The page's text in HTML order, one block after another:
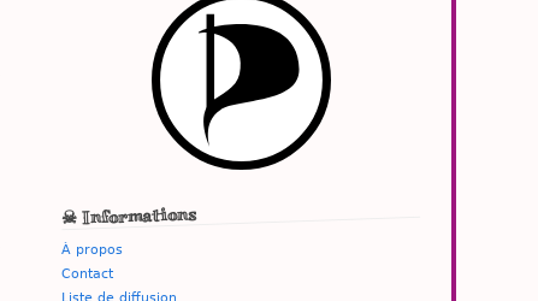
☠ Informations
À propos
Contact
Liste de diffusion